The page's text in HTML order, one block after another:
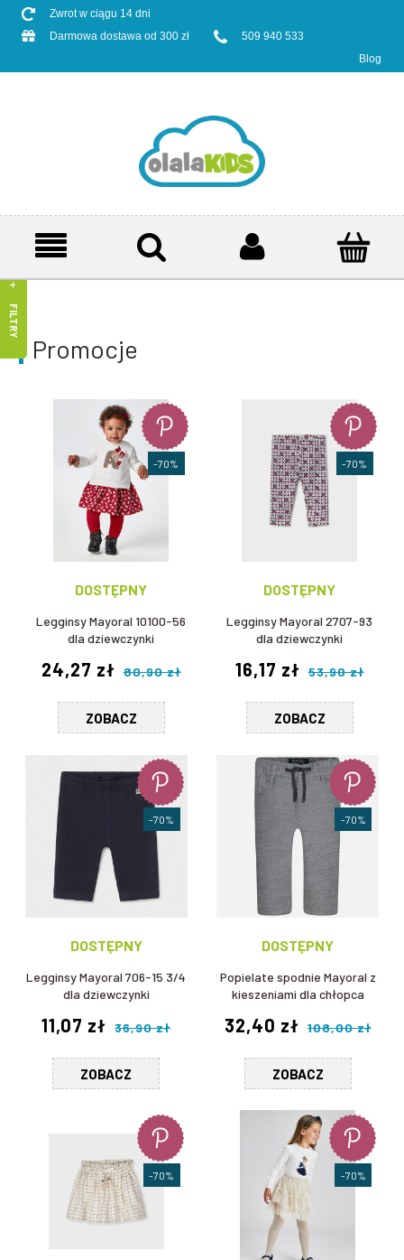
Zwrot w ciągu 14 dni
Darmowa dostawa od 300 zł
509 940 533
Blog
FILTRY
Promocje
DOSTĘPNY
Legginsy Mayoral 10100-56
dla dziewczynki
24,27 zł 80,90 zł
ZOBACZ
-70%
DOSTĘPNY
Legginsy Mayoral 2707-93
dla dziewczynki
16,17 zł 53,90 zł
ZOBACZ
-70%
DOSTĘPNY
Legginsy Mayoral 706-15 3/4
dla dziewczynki
11,07 zł 36,90 zł
ZOBACZ
-70%
DOSTĘPNY
Popielate spodnie Mayoral z
kieszeniami dla chłopca
32,40 zł 108,00 zł
ZOBACZ
-70%
-70% -70%